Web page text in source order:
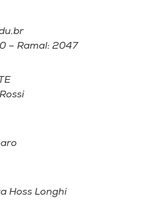
– Ramal: 2047
Hoss Longhi